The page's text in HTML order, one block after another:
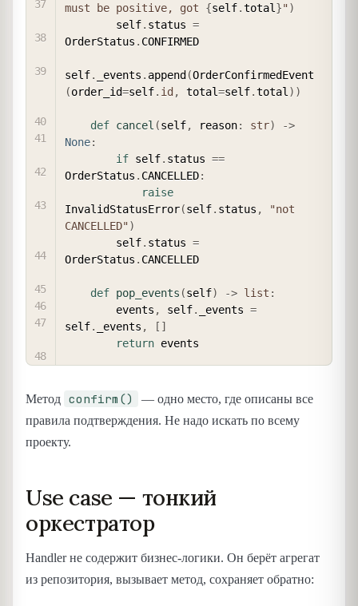
must be positive, got {self.total }")
        self
. status =
OrderStatus . CONFIRMED
self. _events . append (OrderConfirmedEvent
(order_id=self. id , total=self.total ) )
def cancel (self, reason: str) ->
None:
if self. status ==
OrderStatus . CANCELLED:
raise
InvalidStatusError(self. status ,
"not
CANCELLED")
        self
. status =
OrderStatus . CANCELLED
def pop_events (self) -> list :
        events
, self. _events =
self. _events , [ ]
return
Метод confirm()
— одно место, где описаны все
правила подтверждения. Не надо искать по всему
проекту.
Use case — тонкий
оркестратор
Handler не содержит бизнес-логики. Он берёт агрегат
из репозитория, вызывает метод, сохраняет обратно: